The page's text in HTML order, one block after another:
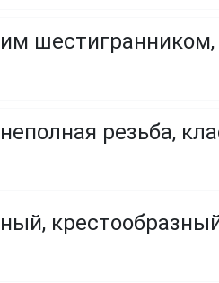
шестигранником,
резьба,